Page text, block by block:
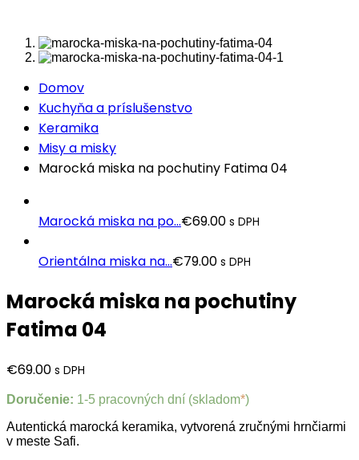
Domov
Kuchyňa a príslušenstvo
Keramika
Misy a misky
Marocká miska na pochutiny Fatima 04
Marocká miska na po...€69.00 s DPH
Orientálna miska na...€79.00 s DPH
Marocká miska na pochutiny
Fatima 04
€69.00 s DPH
Doručenie: 1-5 pracovných dní (skladom*)
Autentická marocká keramika, vytvorená zručnými hrnčiarmi
v meste Safi.